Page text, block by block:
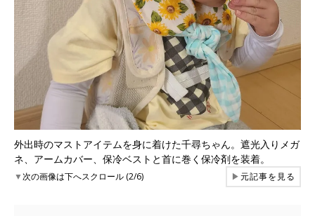
外出時のマストアイテムを身に着けた千尋ちゃん。遮光入りメガ
ネ、アームカバー、保冷ベストと首に巻く保冷剤を装着。
▼次の画像は下へスクロール (2/6) ▶元記事を見る